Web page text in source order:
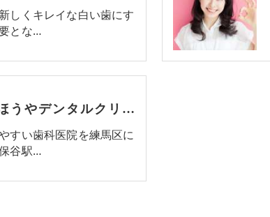
しくキレイな白い歯にす
とな…
練馬区のセラミック･ほうやデンタルクリニックのお客様の声
すい歯科医院を練馬区に
谷駅…